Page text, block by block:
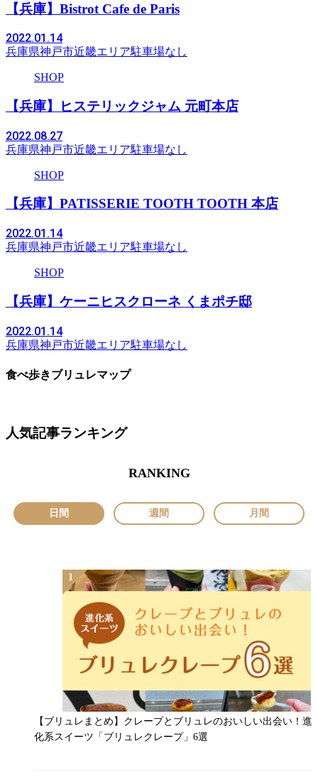
【兵庫】Bistrot Cafe de Paris
2022.01.14
兵庫県神戸市近畿エリア駐車場なし
SHOP
【兵庫】ヒステリックジャム 元町本店
2022.08.27
兵庫県神戸市近畿エリア駐車場なし
SHOP
【兵庫】PATISSERIE TOOTH TOOTH 本店
2022.01.14
兵庫県神戸市近畿エリア駐車場なし
SHOP
【兵庫】ケーニヒスクローネ くまポチ邸
2022.01.14
兵庫県神戸市近畿エリア駐車場なし
食べ歩きブリュレマップ
人気記事ランキング
RANKING
日間 週間 月間
【ブリュレまとめ】クレープとブリュレのおいしい出会い！進
化系スイーツ「ブリュレクレープ」6選